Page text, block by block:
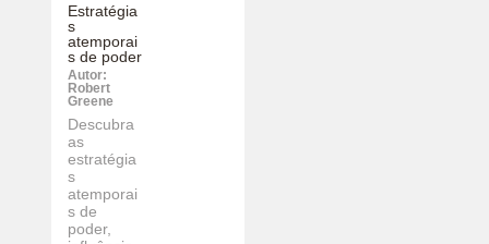
Estratégia
s
atemporai
s de poder
Autor:
Robert
Greene
Descubra
as
estratégia
s
atemporai
s de
poder,